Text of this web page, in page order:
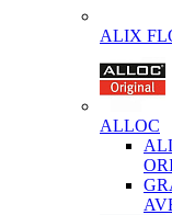
ALIX
ALLOC